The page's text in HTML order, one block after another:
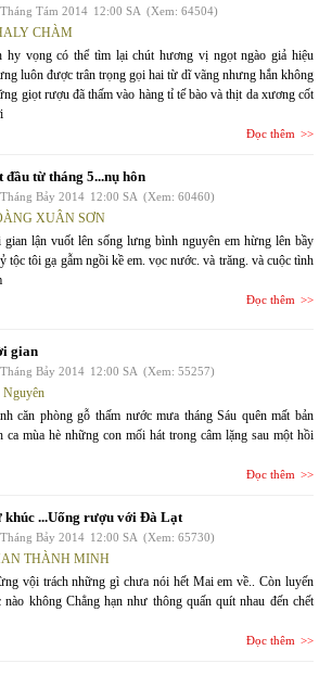
Tám 2014 12:00 SA (Xem: 64504)
CHÀM
hy vọng có thể tìm lại chút hương vị ngọt ngào giả hiệu
luôn được trân trọng gọi hai từ dĩ vãng nhưng hắn không
giọt rượu đã thấm vào hàng tỉ tế bào và thịt da xương cốt
Đọc thêm
đầu từ tháng 5...nụ hôn
Bảy 2014 12:00 SA (Xem: 60460)
XUÂN SƠN
gian lận vuốt lên sống lưng bình nguyên em hừng lên bầy
tộc tôi gạ gẫm ngồi kề em. vọc nước. và trăng. và cuộc tình
Đọc thêm
gian
Bảy 2014 12:00 SA (Xem: 55257)
Nguyên
căn phòng gỗ thấm nước mưa tháng Sáu quên mất bản
ca mùa hè những con mối hát trong câm lặng sau một hồi
Đọc thêm
khúc ...Uống rượu với Đà Lạt
Bảy 2014 12:00 SA (Xem: 65730)
THÀNH MINH
vội trách những gì chưa nói hết Mai em về.. Còn luyến
nào không Chẳng hạn như thông quấn quít nhau đến chết
Đọc thêm